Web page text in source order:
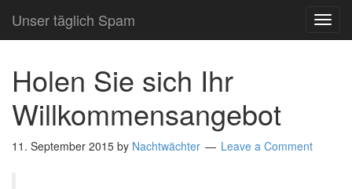
Unser täglich Spam
Holen Sie sich Ihr
Willkommensangebot
11. September 2015 by Nachtwächter Leave a Comment